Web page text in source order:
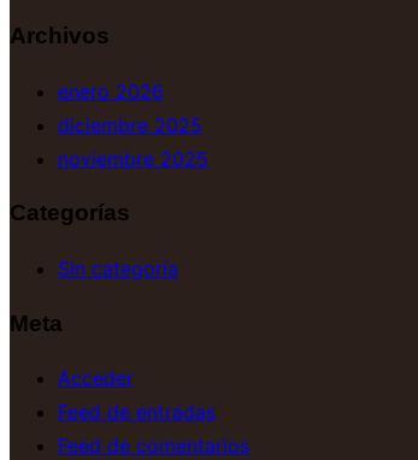
Archivos
enero 2026
diciembre 2025
noviembre 2025
Categorías
Sin categoría
Meta
Acceder
Feed de entradas
Feed de comentarios